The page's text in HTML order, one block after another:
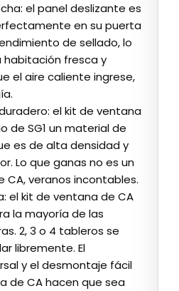
el panel deslizante es
en su puerta
de sellado, lo
habitación fresca y
el aire caliente ingrese,
el kit de ventana
de SG1 un material de
es de alta densidad y
Lo que ganas no es un
CA, veranos incontables.
el kit de ventana de CA
la mayoría de las
2, 3 o 4 tableros se
libremente. El
y el desmontaje fácil
de CA hacen que sea